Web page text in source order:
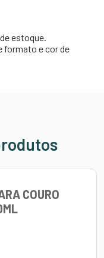
estoque.
formato e cor de
COURO